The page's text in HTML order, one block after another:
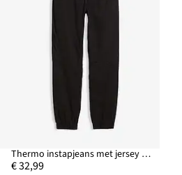
Thermo instapjeans met jersey voering, regular fit
€ 32,99